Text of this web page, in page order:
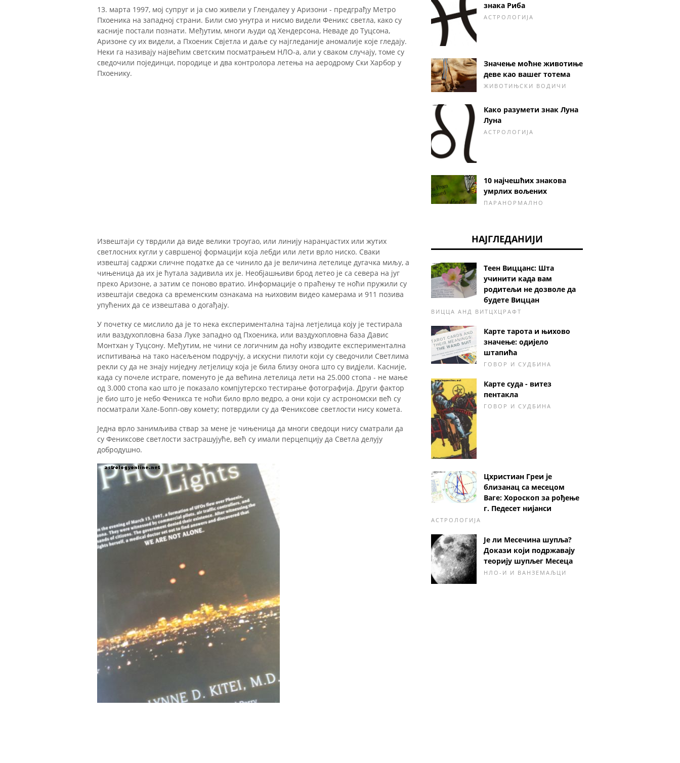
13. марта 1997, мој супруг и ја смо живели у Глендалеу у Аризони - предграђу Метро
Пхоеника на западној страни. Били смо унутра и нисмо видели Феникс светла, како су
касније постали познати. Међутим, многи људи од Хендерсона, Неваде до Туцсона,
Аризоне су их видели, а Пхоеник Свјетла и даље су најгледаније аномалије које гледају.
Неки га називају највећим светским посматрањем НЛО-а, али у сваком случају, томе су
сведочили појединци, породице и два контролора летења на аеродрому Ски Харбор у
Пхоенику.
Извештаји су тврдили да виде велики троугао, или линију наранџастих или жутих
светлосних кугли у савршеној формацији која лебди или лети врло ниско. Сваки
извештај садржи сличне податке да се чинило да је величина летелице дугачка миљу, а
чињеница да их је ћутала задивила их је. Необјашњиви брод летео је са севера на југ
преко Аризоне, а затим се поново вратио. Информације о праћењу те ноћи пружили су
извештаји сведока са временским ознакама на њиховим видео камерама и 911 позива
упућених да се извештава о догађају.
У почетку се мислило да је то нека експериментална тајна летјелица коју је тестирала
или ваздухопловна база Луке западно од Пхоеника, или ваздухопловна база Давис
Монтхан у Туцсону. Међутим, не чини се логичним да ноћу изводите експериментална
испитивања на тако насељеном подручју, а искусни пилоти који су сведочили Светлима
рекли су да не знају ниједну летјелицу која је била близу онога што су видјели. Касније,
када су почеле истраге, поменуто је да већина летелица лети на 25.000 стопа - не мање
од 3.000 стопа као што је показало компјутерско тестирање фотографија. Други фактор
је био што је небо Феникса те ноћи било врло ведро, а они који су астрономски већ су
посматрали Хале-Бопп-ову комету; потврдили су да Фениксове светлости нису комета.
Једна врло занимљива ствар за мене је чињеница да многи сведоци нису сматрали да
су Фениксове светлости застрашујуће, већ су имали перцепцију да Светла делују
добродушно.
знака Риба
АСТРОЛОГИЈА
Значење моћне животиње
деве као вашег тотема
ЖИВОТИЊСКИ ВОДИЧИ
Како разумети знак Луна
Луна
АСТРОЛОГИЈА
10 најчешћих знакова
умрлих вољених
ПАРАНОРМАЛНО
НАЈГЛЕДАНИЈИ
Теен Виццанс: Шта
учинити када вам
родитељи не дозволе да
будете Виццан
ВИЦЦА АНД ВИТЦХЦРАФТ
Карте тарота и њихово
значење: одијело
штапића
ГОВОР И СУДБИНА
Карте суда - витез
пентакла
ГОВОР И СУДБИНА
Цхристиан Греи је
близанац са месецом
Ваге: Хороскоп за рођење
г. Педесет нијанси
АСТРОЛОГИЈА
Је ли Месечина шупља?
Докази који подржавају
теорију шупљег Месеца
НЛО-И И ВАНЗЕМАЉЦИ